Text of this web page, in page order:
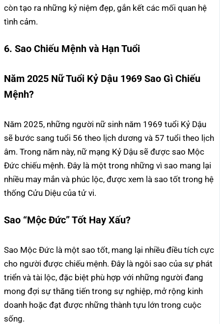
còn tạo ra những kỷ niệm đẹp, gắn kết các mối quan hệ
tình cảm.
6. Sao Chiếu Mệnh và Hạn Tuổi
Năm 2025 Nữ Tuổi Kỷ Dậu 1969 Sao Gì Chiếu
Mệnh?
Năm 2025, những người nữ sinh năm 1969 tuổi Kỷ Dậu
sẽ bước sang tuổi 56 theo lịch dương và 57 tuổi theo lịch
âm. Trong năm này, nữ mạng Kỷ Dậu sẽ được sao Mộc
Đức chiếu mệnh. Đây là một trong những vì sao mang lại
nhiều may mắn và phúc lộc, được xem là sao tốt trong hệ
thống Cửu Diệu của tử vi.
Sao “Mộc Đức” Tốt Hay Xấu?
Sao Mộc Đức là một sao tốt, mang lại nhiều điều tích cực
cho người được chiếu mệnh. Đây là ngôi sao của sự phát
triển và tài lộc, đặc biệt phù hợp với những người đang
mong đợi sự thăng tiến trong sự nghiệp, mở rộng kinh
doanh hoặc đạt được những thành tựu lớn trong cuộc
sống.